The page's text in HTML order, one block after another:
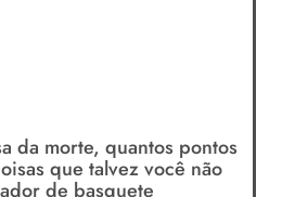
da morte, quantos pontos
que talvez você não
de basquete